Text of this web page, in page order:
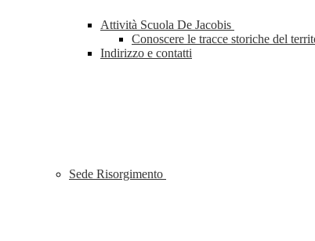
Attività Scuola De Jacobis
Conoscere le tracce storiche del
Indirizzo e contatti
Sede Risorgimento